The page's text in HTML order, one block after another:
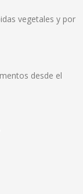
vegetales y por
desde el